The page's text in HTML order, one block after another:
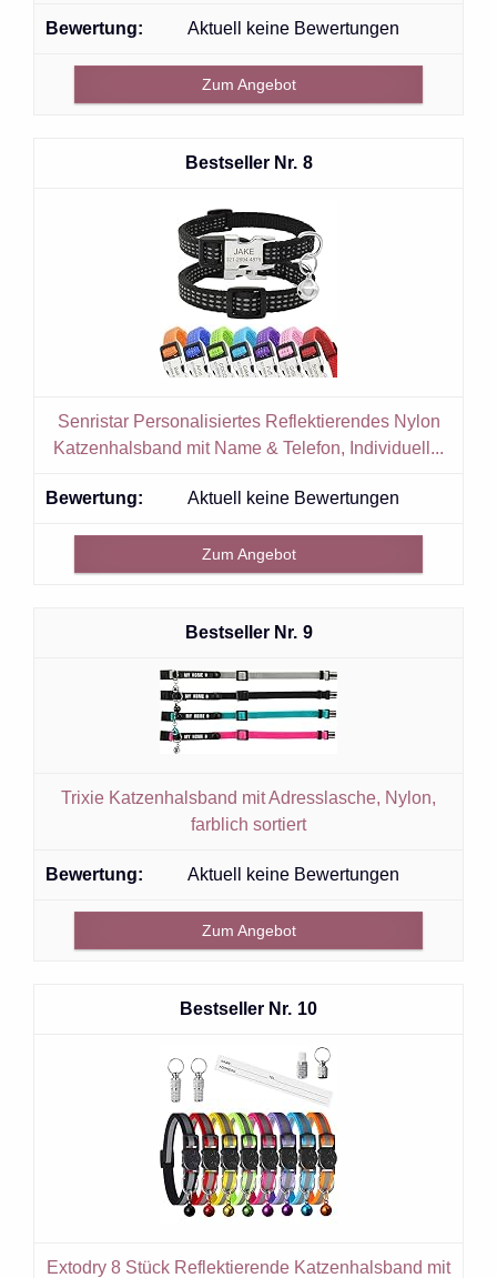
Aktuell keine Bewertungen
Zum Angebot
8
Senristar Personalisiertes Reflektierendes Nylon
Katzenhalsband mit Name & Telefon, Individuell...
Aktuell keine Bewertungen
Zum Angebot
9
Trixie Katzenhalsband mit Adresslasche, Nylon,
farblich sortiert
Aktuell keine Bewertungen
Zum Angebot
10
Extodry 8 Stück Reflektierende Katzenhalsband mit